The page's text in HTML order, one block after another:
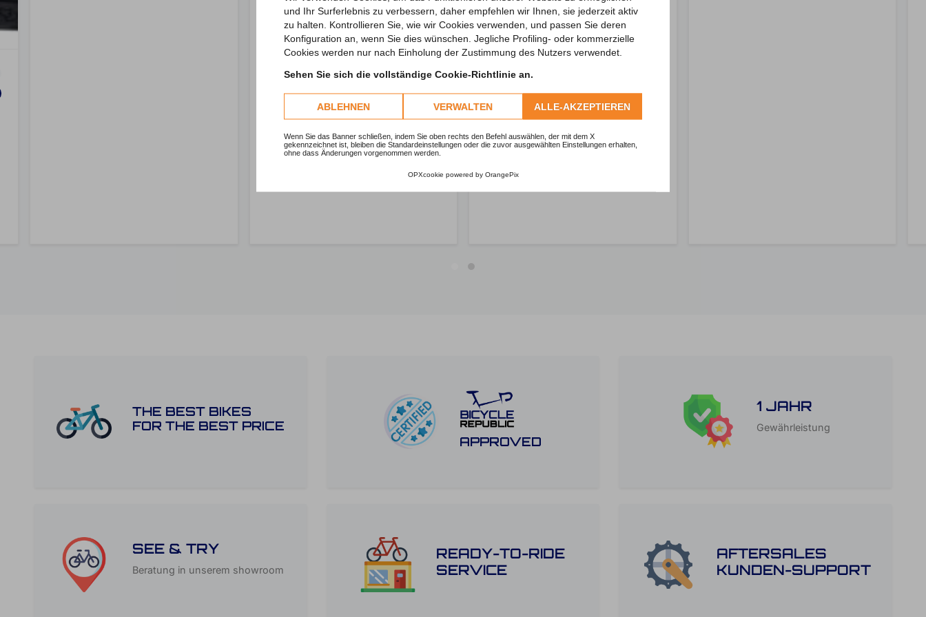
und Ihr Surferlebnis zu verbessern, daher empfehlen wir Ihnen, sie jederzeit aktiv
zu halten. Kontrollieren Sie, wie wir Cookies verwenden, und passen Sie deren
Konfiguration an, wenn Sie dies wünschen. Jegliche Profiling- oder kommerzielle
Cookies werden nur nach Einholung der Zustimmung des Nutzers verwendet.
Sehen Sie sich die vollständige Cookie-Richtlinie an.
ABLEHNEN VERWALTEN ALLE-AKZEPTIEREN
Wenn Sie das Banner schließen, indem Sie oben rechts den Befehl auswählen, der mit dem X
gekennzeichnet ist, bleiben die Standardeinstellungen oder die zuvor ausgewählten Einstellungen erhalten,
ohne dass Änderungen vorgenommen werden.
OPXcookie powered by OrangePix
THE BEST BIKES
FOR THE BEST PRICE
APPROVED
1 JAHR
Gewährleistung
SEE & TRY
Beratung in unserem showroom
READY-TO-RIDE
SERVICE
AFTERSALES
KUNDEN-SUPPORT